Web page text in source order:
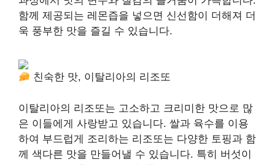
함께 제공되는 레몬즙을 넣으면 신선함이 더해져 더
욱 풍부한 맛을 즐길 수 있습니다.
친숙한 맛, 이탈리아의 리조또
이탈리아의 리조또는 고소하고 크리미한 맛으로 많
은 이들에게 사랑받고 있습니다. 쌀과 육수를 이용
하여 부드럽게 조리하는 리조또는 다양한 토핑과 함
께 색다른 맛을 만들어낼 수 있습니다. 특히 버섯이